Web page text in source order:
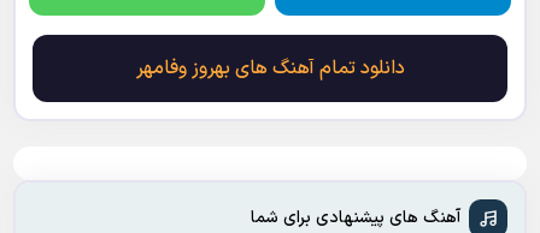
دانلود تمام آهنگ های بهروز وفامهر
آهنگ های پیشنهادی برای شما